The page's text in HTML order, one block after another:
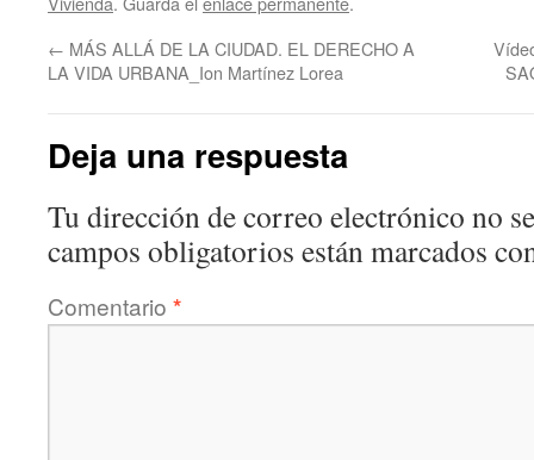
← MÁS ALLÁ DE LA CIUDAD. EL DERECHO A
LA VIDA URBANA_Ion Martínez Lorea
Deja una respuesta
Tu dirección de correo electrónico no
campos obligatorios están marcados
Comentario *